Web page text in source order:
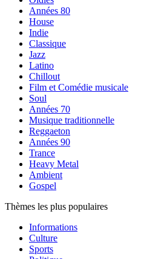
Années 80
House
Indie
Classique
Jazz
Latino
Chillout
Film et Comédie musicale
Soul
Années 70
Musique traditionnelle
Reggaeton
Années 90
Trance
Heavy Metal
Ambient
Gospel
Thèmes les plus populaires
Informations
Culture
Sports